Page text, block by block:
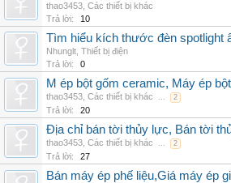
thao3453 Các thiết bị khác
Trả lời:
10
Tìm hiểu kích thước đèn spotlight
Nhunglt Thiết bị điện
Trả lời:
0
M ép bột gốm ceramic, Máy ép
thao3453 Các thiết bị khác ... 2
Trả lời: 20
Địa chỉ bán tời thủy lực, Bán tời
thao3453 Các thiết bị khác ... 2
Trả lời: 27
Bán máy ép phế liệu,Giá máy ép